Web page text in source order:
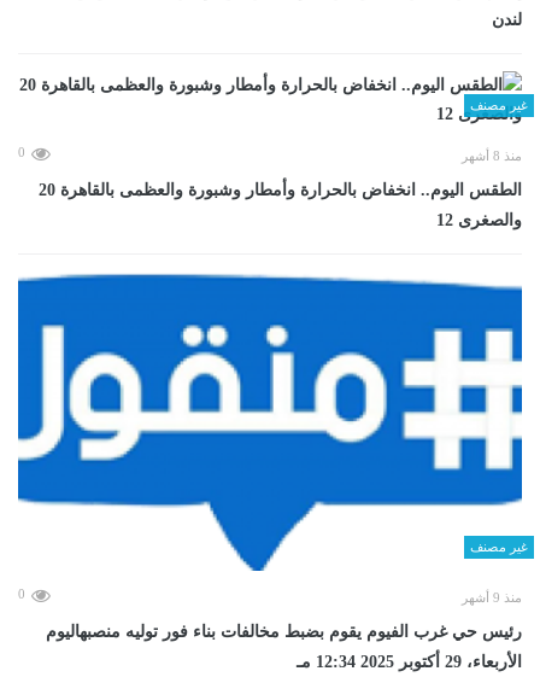
لندن
غير مصنف
منذ 8 أشهر 0
الطقس اليوم.. انخفاض بالحرارة وأمطار وشبورة والعظمى بالقاهرة 20
والصغرى 12
غير مصنف
منذ 9 أشهر 0
رئيس حي غرب الفيوم يقوم بضبط مخالفات بناء فور توليه منصبهاليوم
الأربعاء، 29 أكتوبر 2025 12:34 مـ